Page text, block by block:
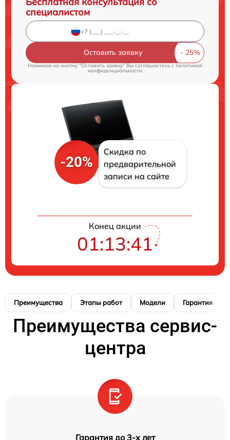
специалистом
Оставить заявку
Нажимая на кнопку "Оставить заявку" Вы соглашаетесь cполитикой
конфиденциальности
-20%
Скидка по
предварительной
записи на сайте
Конец акции
01:13:40
Преимущества Этапы работ Модели Гарантия
Преимущества сервис-
центра
Гарантия до 3-х лет